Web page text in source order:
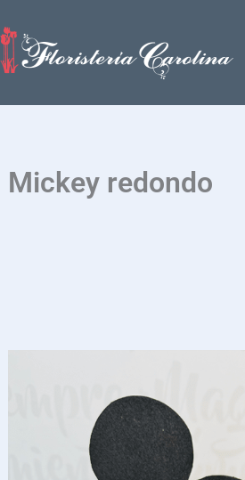
al
contenido
Mickey redondo